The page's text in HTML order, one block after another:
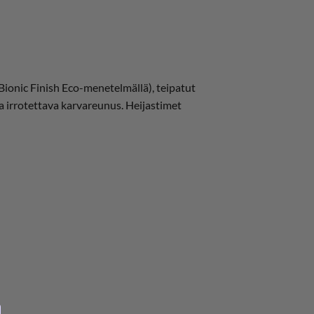
Finish Eco-menetelmällä), teipatut
irrotettava karvareunus. Heijastimet